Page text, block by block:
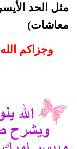
معاشات)
وجزاكم